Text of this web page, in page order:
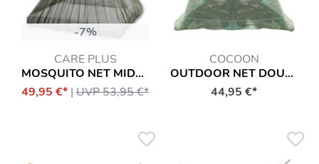
-7%
CARE PLUS
MOSQUITO NET MIDGE PROOF (NICHT IMPRÄGNIERT)
49,95 €* | UVP 53,95 €*
COCOON
OUTDOOR NET DOUBLE
44,95 €*